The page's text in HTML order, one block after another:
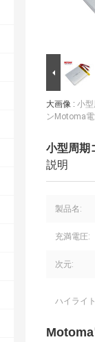
大画像 : 小
ンMotoma
小型周期
説明
製品名:
充満電圧:
次元:
ハイライ